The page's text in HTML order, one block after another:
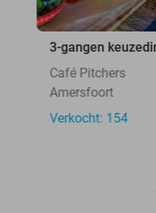
3-gangen
Café Pitchers
Amersfoort
Verkocht: 154